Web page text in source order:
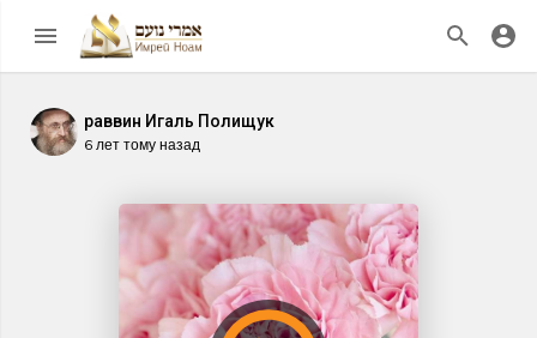
раввин Игаль Полищук
6 лет тому назад